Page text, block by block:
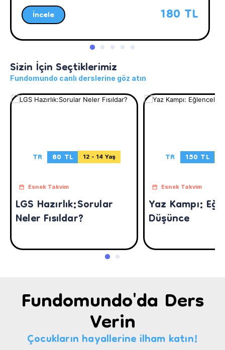
İncele 180 TL
Sizin İçin Seçtiklerimiz
Fundomundo canlı derslerine göz atın
TR 80 TL 12 - 14 Yaş
Esnek Takvim
LGS Hazırlık:Sorular
Neler Fısıldar?
TR 150 TL
Esnek Takvim
Yaz Kampı:
Düşünce
Fundomundo'da Ders
Verin
Çocukların hayallerine ilham katın!